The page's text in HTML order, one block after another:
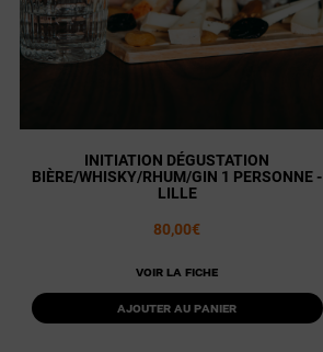
INITIATION DÉGUSTATION
BIÈRE/WHISKY/RHUM/GIN 1 PERSONNE -
LILLE
80,00€
Voir la fiche
Ajouter au panier